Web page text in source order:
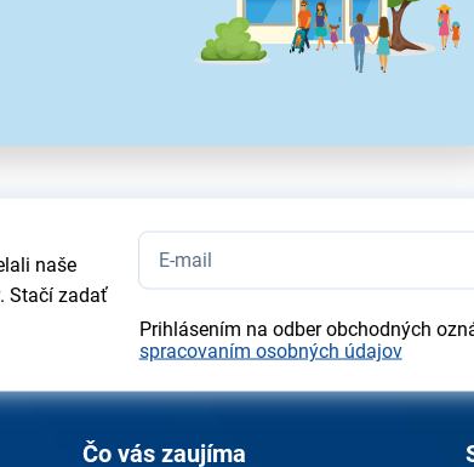
v priebehu času zmeniť bez predchádzajúceho
naše
Stačí zadať
Prihlásením na odber obchodných
spracovaním osobných údajov
Čo vás zaujíma